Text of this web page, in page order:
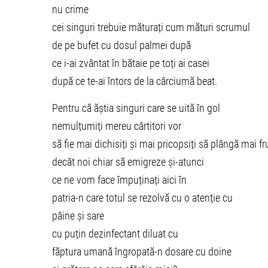
nu crime
cei singuri trebuie măturați cum mături scrumul
de pe bufet cu dosul palmei după
ce i-ai zvântat în bătaie pe toți ai casei
după ce te-ai întors de la cârciumă beat.
Pentru că ăștia singuri care se uită în gol
nemulțumiți mereu cârtitori vor
să fie mai dichisiți și mai pricopsiți să plângă mai
decât noi chiar să emigreze și-atunci
ce ne vom face împuținați aici în
patria-n care totul se rezolvă cu o atenție cu
pâine și sare
cu puțin dezinfectant diluat cu
făptura umană îngropată-n dosare cu doine